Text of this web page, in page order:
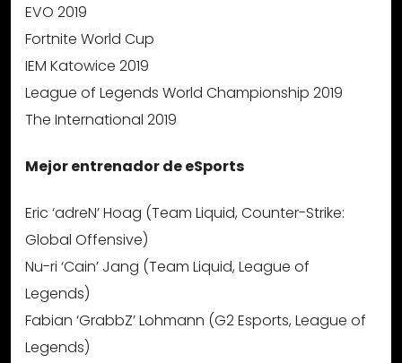
EVO 2019
Fortnite World Cup
IEM Katowice 2019
League of Legends World Championship 2019
The International 2019
Mejor entrenador de eSports
Eric ‘adreN’ Hoag (Team Liquid, Counter-Strike:
Global Offensive)
Nu-ri ‘Cain’ Jang (Team Liquid, League of
Legends)
Fabian ‘GrabbZ’ Lohmann (G2 Esports, League of
Legends)